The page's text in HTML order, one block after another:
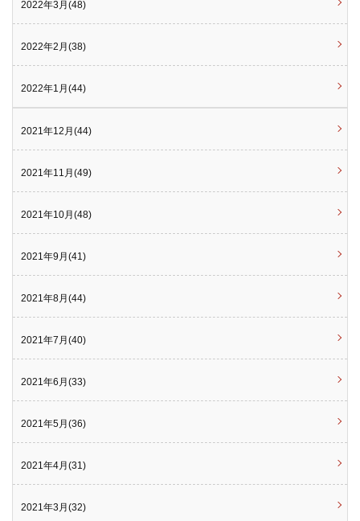
2022年3月(48)
2022年2月(38)
2022年1月(44)
2021年12月(44)
2021年11月(49)
2021年10月(48)
2021年9月(41)
2021年8月(44)
2021年7月(40)
2021年6月(33)
2021年5月(36)
2021年4月(31)
2021年3月(32)